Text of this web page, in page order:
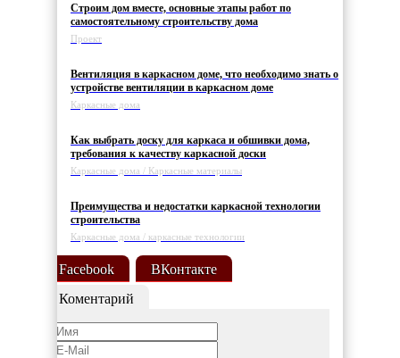
Строим дом вместе, основные этапы работ по
самостоятельному строительству дома
Проект
Вентиляция в каркасном доме, что необходимо знать о
устройстве вентиляции в каркасном доме
Каркасные дома
Как выбрать доску для каркаса и обшивки дома,
требования к качеству каркасной доски
Каркасные дома / Каркасные материалы
Преимущества и недостатки каркасной технологии
строительства
Каркасные дома / каркасные технологии
Facebook
ВКонтакте
Коментарий